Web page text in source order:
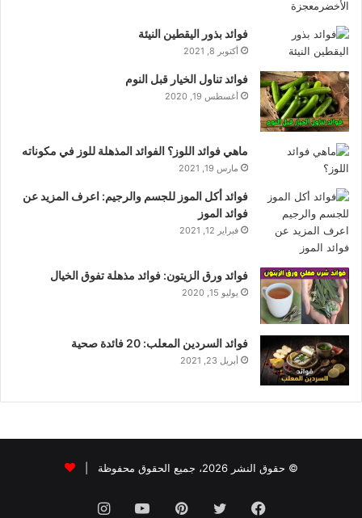
فوائد بذور اليقطين النيئة
أكتوبر 8, 2021
فوائد تناول الخيار قبل النوم
أغسطس 19, 2020
ماهي فوائد اللوز؟ الفوائد المذهلة للوز في مكوناته
مارس 19, 2021
فوائد أكل الموز للجسم والرجيم: اعرف المزيد عن
فوائد الموز
فبراير 12, 2021
فوائد ورق الزيتون: فوائد مذهلة تفوق الخيال
يوليو 15, 2020
فوائد السردين المعلب: 20 فائدة صحية
أبريل 23, 2021
© حقوق النشر 2026، جميع الحقوق محفوظة |
فيسبوك تويتر بينتيريستيوتيوبانستقرام